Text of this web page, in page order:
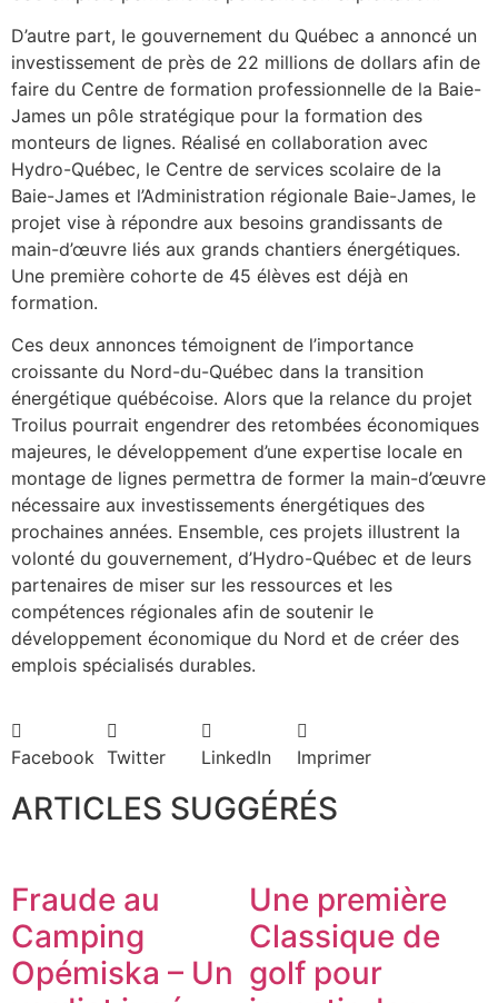
D’autre part, le gouvernement du Québec a annoncé un
investissement de près de 22 millions de dollars afin de
faire du Centre de formation professionnelle de la Baie-
James un pôle stratégique pour la formation des
monteurs de lignes. Réalisé en collaboration avec
Hydro-Québec, le Centre de services scolaire de la
Baie-James et l’Administration régionale Baie-James, le
projet vise à répondre aux besoins grandissants de
main-d’œuvre liés aux grands chantiers énergétiques.
Une première cohorte de 45 élèves est déjà en
formation.
Ces deux annonces témoignent de l’importance
croissante du Nord-du-Québec dans la transition
énergétique québécoise. Alors que la relance du projet
Troilus pourrait engendrer des retombées économiques
majeures, le développement d’une expertise locale en
montage de lignes permettra de former la main-d’œuvre
nécessaire aux investissements énergétiques des
prochaines années. Ensemble, ces projets illustrent la
volonté du gouvernement, d’Hydro-Québec et de leurs
partenaires de miser sur les ressources et les
compétences régionales afin de soutenir le
développement économique du Nord et de créer des
emplois spécialisés durables.
Facebook Twitter LinkedIn Imprimer
ARTICLES SUGGÉRÉS
Fraude au
Camping
Opémiska – Un
Une première
Classique de
golf pour